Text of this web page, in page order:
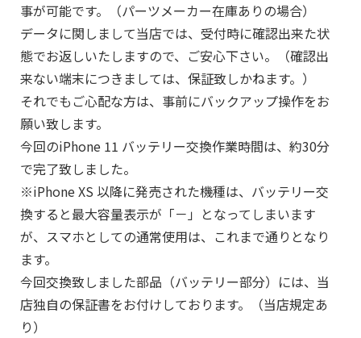
事が可能です。（パーツメーカー在庫ありの場合）
データに関しまして当店では、受付時に確認出来た状
態でお返しいたしますので、ご安心下さい。（確認出
来ない端末につきましては、保証致しかねます。）
それでもご心配な方は、事前にバックアップ操作をお
願い致します。
今回のiPhone 11 バッテリー交換作業時間は、約30分
で完了致しました。
※iPhone XS 以降に発売された機種は、バッテリー交
換すると最大容量表示が「－」となってしまいます
が、スマホとしての通常使用は、これまで通りとなり
ます。
今回交換致しました部品（バッテリー部分）には、当
店独自の保証書をお付けしております。（当店規定あ
り）